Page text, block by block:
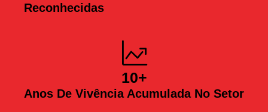
Reconhecidas
Anos De Vivência Acumulada No Setor
10+